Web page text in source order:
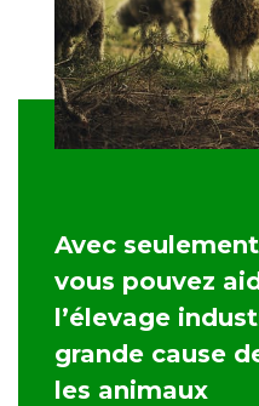
Avec
vous pouvez
l’élevage
grande cause
les animaux